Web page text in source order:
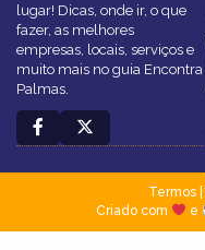
lugar! Dicas, onde ir, o que
fazer, as melhores
empresas, locais, serviços e
muito mais no guia Encontra
Palmas.
Termos|
Criado com
e